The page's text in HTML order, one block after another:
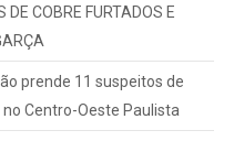
DE COBRE FURTADOS E
prende 11 suspeitos de
Centro-Oeste Paulista